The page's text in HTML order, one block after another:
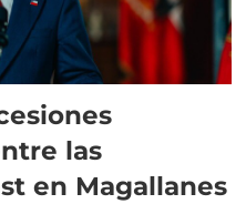
las
en Magallanes